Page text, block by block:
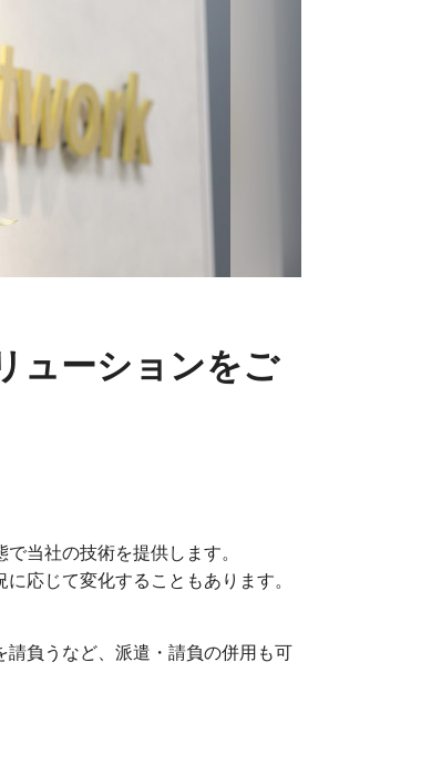
ューションをご
当社の技術を提供します。
応じて変化することもあります。
請負うなど、派遣・請負の併用も可